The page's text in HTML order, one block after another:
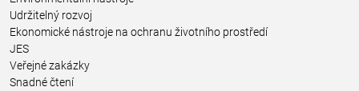
Udržitelný rozvoj
Ekonomické nástroje na ochranu životního prostředí
JES
Veřejné zakázky
Snadné čtení